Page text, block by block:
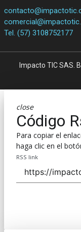
Tel. (57) 3108752177
Impacto TIC SAS.
close
Código
Para copiar el
haga clic en el
RSS link